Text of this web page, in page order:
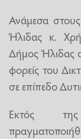
Ανάμεσα
Ήλιδας κ.
Δήμος Ήλιδας
φορείς του
σε επίπεδο
Εκτός της